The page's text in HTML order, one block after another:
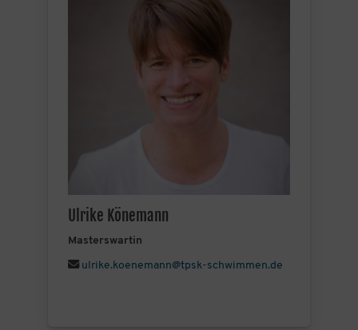
Ulrike Könemann
Masterswartin
ulrike.koenemann@tpsk-schwimmen.de